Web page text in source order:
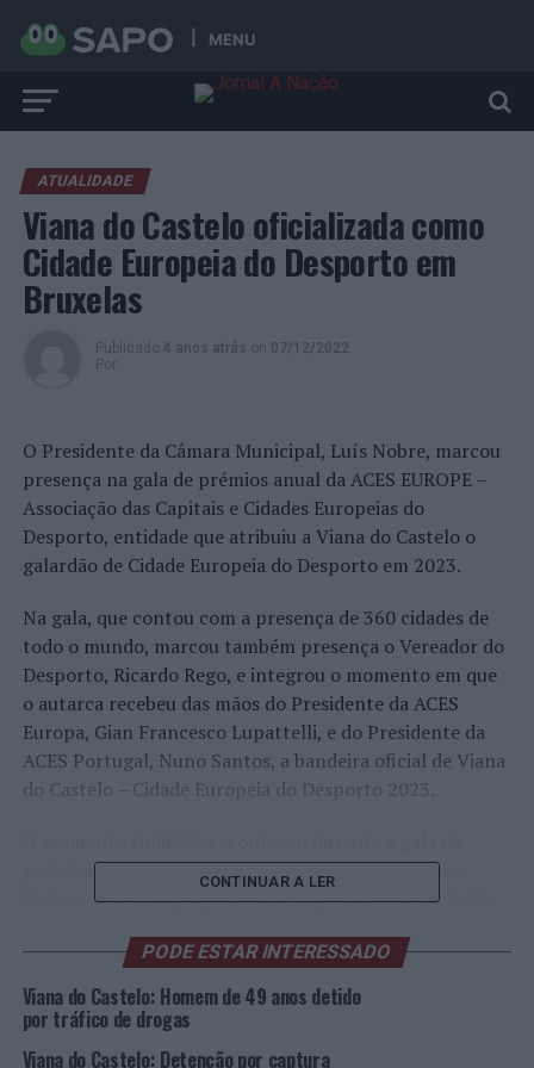
MENU
ATUALIDADE
Viana do Castelo oficializada como
Cidade Europeia do Desporto em
Bruxelas
Publicado 4 anos atrás on 07/12/2022
Por
O Presidente da Câmara Municipal, Luís Nobre, marcou
presença na gala de prémios anual da ACES EUROPE –
Associação das Capitais e Cidades Europeias do
Desporto, entidade que atribuiu a Viana do Castelo o
galardão de Cidade Europeia do Desporto em 2023.
Na gala, que contou com a presença de 360 cidades de
todo o mundo, marcou também presença o Vereador do
Desporto, Ricardo Rego, e integrou o momento em que
o autarca recebeu das mãos do Presidente da ACES
Europa, Gian Francesco Lupattelli, e do Presidente da
ACES Portugal, Nuno Santos, a bandeira oficial de Viana
do Castelo – Cidade Europeia do Desporto 2023.
prémios anual da ACES EUROPE, que aconteceu no
Parlamento Europeu, em Bruxelas, e marca o início de
Castelo.
De lembrar que foi a 9 de fevereiro deste ano que a
Comissão de Avaliação da Associação das Capitais e
CONTINUAR A LER
PODE ESTAR INTERESSADO
Viana do Castelo: Homem de 49 anos detido
por tráfico de drogas
Viana do Castelo: Detenção por captura